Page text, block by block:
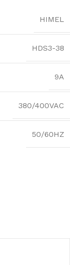
HIMEL
HDS3-38
9A
380/400VAC
50/60HZ